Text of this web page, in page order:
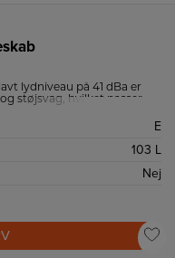
lydniveau på 41 dBa er
støjsvag, hvilket passer
E
103 L
Nej